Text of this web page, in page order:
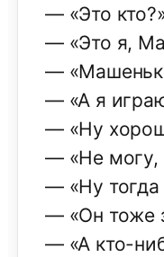
— «Это
— «Это я,
—
— «А я
— «Ну
— «Не могу,
— «Ну тогда
— «Он тоже
— «А кто-